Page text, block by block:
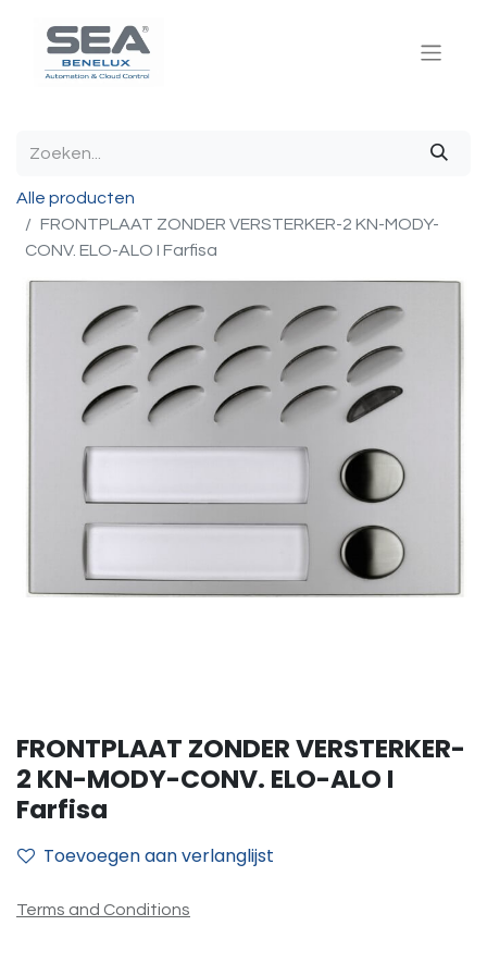
Alle producten
FRONTPLAAT ZONDER VERSTERKER-2 KN-MODY-
CONV. ELO-ALO I Farfisa
FRONTPLAAT ZONDER VERSTERKER-
2 KN-MODY-CONV. ELO-ALO I
Farfisa
Toevoegen aan verlanglijst
Terms and Conditions